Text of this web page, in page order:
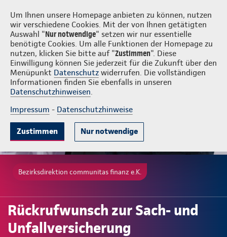
Um Ihnen unsere Homepage anbieten zu können, nutzen
wir verschiedene Cookies. Mit der von Ihnen getätigten
Auswahl "Nur notwendige" setzen wir nur essentielle
benötigte Cookies. Um alle Funktionen der Homepage zu
nutzen, klicken Sie bitte auf "Zustimmen". Diese
Einwilligung können Sie jederzeit für die Zukunft über den
Menüpunkt Datenschutz widerrufen. Die vollständigen
Informationen finden Sie ebenfalls in unseren
Datenschutzhinweisen.
Impressum - Datenschutzhinweise
Zustimmen Nur notwendige
communitas finanz e.K. Login
Bezirksdirektion communitas finanz e.K.
Rückrufwunsch zur Sach- und
Unfallversicherung